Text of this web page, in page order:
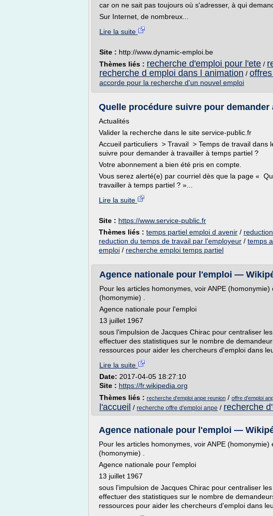
car on ne sait pas toujours où s'adresser, à qui
Sur Internet, de nombreux...
Lire la suite
Site : http://www.dynamic-emploi.be
Thèmes liés : recherche d'emploi pour l'ete /
recherche d emploi dans l animation /
accorde pour la recherche d'un nouvel emploi
Quelle procédure suivre pour demander
Actualités
Valider la recherche dans le site service-public.fr
Accueil particuliers > Travail > Temps de travail dans
suivre pour demander à travailler à temps partiel ?
Votre abonnement a bien été pris en compte.
Vous serez alerté(e) par courriel dès que la page «
travailler à temps partiel ? »...
Lire la suite
Site : https://www.service-public.fr
Thèmes liés : temps partiel emploi d avenir /
reduction du temps de travail par l'employeur / temps
emploi / recherche emploi temps partiel
Agence nationale pour l'emploi —
Pour les articles homonymes, voir ANPE
(homonymie) .
Agence nationale pour l'emploi
13 juillet 1967
sous l'impulsion de Jacques Chirac pour centraliser
effectuer des statistiques sur le nombre de
ressources pour aider les chercheurs d'emploi dans
Lire la suite
Date: 2017-04-05 18:27:10
Site : https://fr.wikipedia.org
Thèmes liés : recherche d'emploi anpe reunion / offre d'emploi
l'accueil / recherche offre d'emploi anpe / recherche
Agence nationale pour l'emploi —
Pour les articles homonymes, voir ANPE
(homonymie) .
Agence nationale pour l'emploi
13 juillet 1967
sous l'impulsion de Jacques Chirac pour centraliser
effectuer des statistiques sur le nombre de
ressources pour aider les chercheurs d'emploi dans